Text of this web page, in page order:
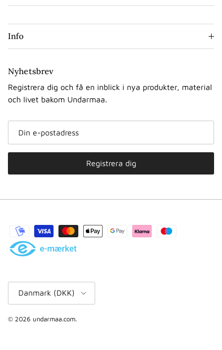
Info
Nyhetsbrev
Registrera dig och få en inblick i nya produkter, material
och livet bakom Undarmaa.
Registrera dig
Danmark (DKK)
© 2026 undarmaa.com.